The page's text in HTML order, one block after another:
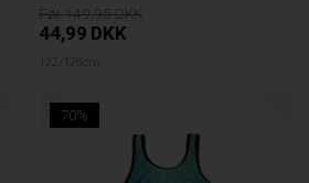
149,95
44,99 DKK
122/128cm
70%